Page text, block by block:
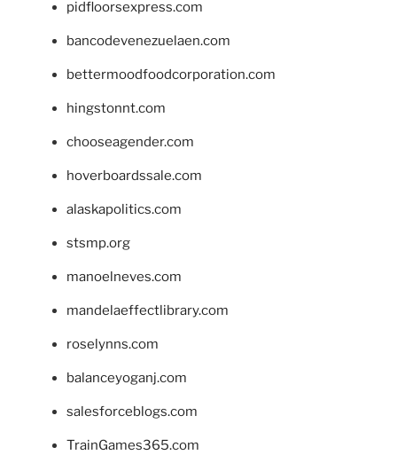
pidfloorsexpress.com
bancodevenezuelaen.com
bettermoodfoodcorporation.com
hingstonnt.com
chooseagender.com
hoverboardssale.com
alaskapolitics.com
stsmp.org
manoelneves.com
mandelaeffectlibrary.com
roselynns.com
balanceyoganj.com
salesforceblogs.com
TrainGames365.com